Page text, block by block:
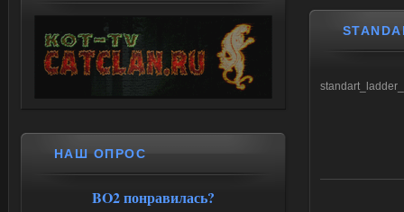
НАШ ОПРОС
BO2 понравилась?